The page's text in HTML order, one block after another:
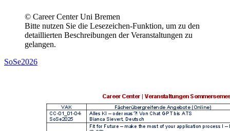
© Career Center Uni Bremen
Bitte nutzen Sie die Lesezeichen-Funktion, um zu den
detaillierten Beschreibungen der Veranstaltungen zu
gelangen.
SoSe2026